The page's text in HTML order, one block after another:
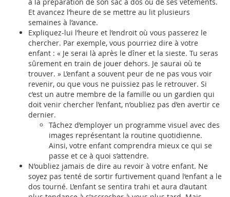
Et avancez l’heure de se mettre au lit plusieurs
semaines à l’avance.
Expliquez-lui l’heure et l’endroit où vous passerez le
chercher. Par exemple, vous pourriez dire à votre
enfant : « Je serai là après le dîner et la sieste. Tu seras
sûrement en train de jouer dehors. Je saurai où te
trouver. » L’enfant a souvent peur de ne pas vous voir
revenir, ou que vous ne puissiez pas le retrouver. Si
c’est un autre membre de la famille ou un gardien qui
doit venir chercher l’enfant, n’oubliez pas d’en avertir ce
dernier.
Tâchez d’employer un programme visuel avec des
images représentant la routine quotidienne.
Ainsi, votre enfant comprendra mieux ce qui se
passe et ce à quoi s’attendre.
N’oubliez jamais de dire au revoir à votre enfant. Ne
soyez pas tenté de sortir furtivement quand l’enfant a le
dos tourné. L’enfant se sentira trahi et aura d’autant